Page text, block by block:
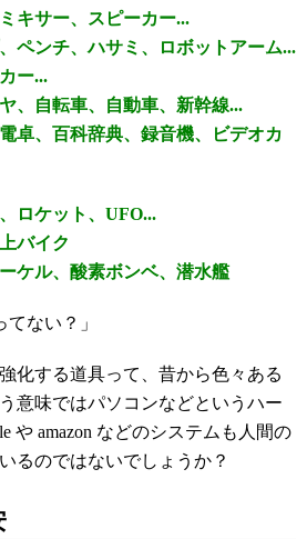
ー、スピーカー...
チ、ハサミ、ロボットアーム...
...
転車、自動車、新幹線...
百科辞典、録音機、ビデオカ
ット、UFO...
イク
、酸素ボンベ、潜水艦
ない？」
化する道具って、昔から色々ある
意味ではパソコンなどというハー
や amazon などのシステムも人間の
るのではないでしょうか？